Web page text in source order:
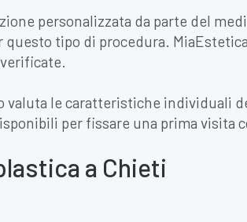
personalizzata da parte del
tipo di procedura.
le caratteristiche individuali
per fissare una prima visita
a Chieti